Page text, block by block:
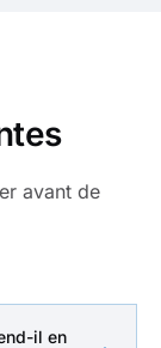
avant de
il en